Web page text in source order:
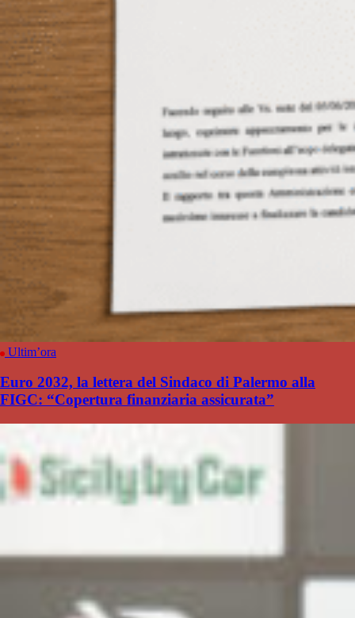
Ultim’ora
Euro 2032, la lettera del Sindaco di Palermo alla
FIGC: “Copertura finanziaria assicurata”